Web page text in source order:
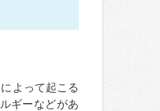
よって起こる
ギーなどがあ